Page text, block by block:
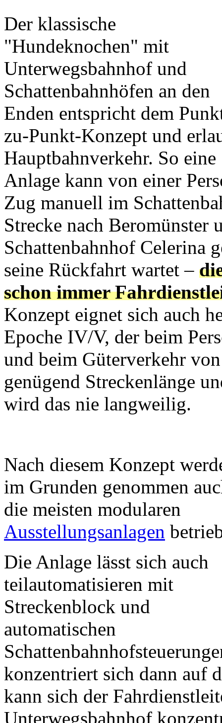
Der klassische
"Hundeknochen" mit
Unterwegsbahnhof und
Schattenbahnhöfen an den
Enden entspricht dem
zu-Punkt-Konzept und
Hauptbahnverkehr. So eine
Anlage kann von einer
Zug manuell im
Strecke nach Beromünster
Schattenbahnhof Celerina
seine Rückfahrt wartet –
schon immer
Konzept eignet sich auch
Epoche IV/V, der beim
und beim Güterverkehr
genügend Streckenlänge
wird das nie langweilig.
Nach diesem Konzept
im Grunden genommen
die meisten modularen
Ausstellungsanlagen
Die Anlage lässt sich auch
teilautomatisieren mit
Streckenblock und
automatischen
konzentriert sich dann auf
kann sich der
Unterwegsbahnhof